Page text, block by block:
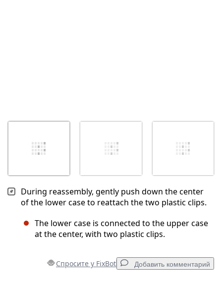
During reassembly, gently push down the center
of the lower case to reattach the two plastic clips.
The lower case is connected to the upper case
at the center, with two plastic clips.
Спросите у FixBot Добавить комментарий